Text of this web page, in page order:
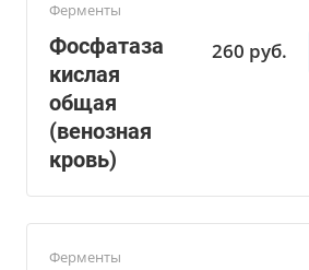
Ферменты
Фосфатаза
кислая
общая
(венозная
кровь)
260 руб.
Ферменты